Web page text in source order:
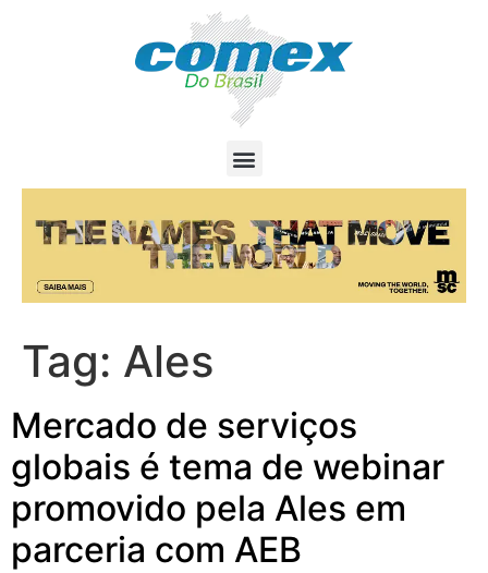
Tag: Ales
Mercado de serviços
globais é tema de webinar
promovido pela Ales em
parceria com AEB